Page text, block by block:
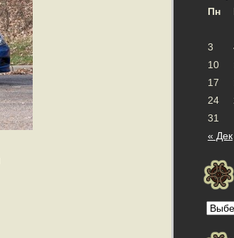
Пн
« Дек
3
10
17
24
31